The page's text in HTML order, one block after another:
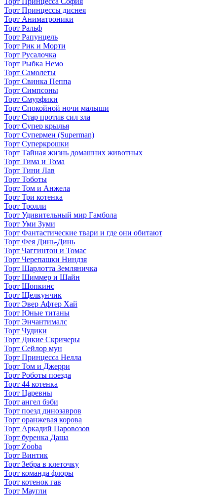
Торт Принцессы диснея
Торт Аниматроники
Торт Ральф
Торт Рапунцель
Торт Рик и Морти
Торт Русалочка
Торт Рыбка Немо
Торт Самолеты
Торт Свинка Пеппа
Торт Симпсоны
Торт Смурфики
Торт Спокойной ночи малыши
Торт Стар против сил зла
Торт Супер крылья
Торт Супермен (Superman)
Торт Суперкрошки
Торт Тайная жизнь домашних животных
Торт Тима и Тома
Торт Тини Лав
Торт Тоботы
Торт Том и Анжела
Торт Три котенка
Торт Тролли
Торт Удивительный мир Гамбола
Торт Уми Зуми
Торт Фантастические твари и где они обитают
Торт Фея Динь-Динь
Торт Чаггинтон и Томас
Торт Черепашки Ниндзя
Торт Шарлотта Земляничка
Торт Шиммер и Шайн
Торт Шопкинс
Торт Щелкунчик
Торт Эвер Афтер Хай
Торт Юные титаны
Торт Энчантималс
Торт Чудики
Торт Дикие Скричеры
Торт Сейлор мун
Торт Принцесса Нелла
Торт Том и Джерри
Торт Роботы поезда
Торт 44 котенка
Торт Царевны
Торт ангел бэби
Торт поезд динозавров
Торт оранжевая корова
Торт Аркадий Паровозов
Торт буренка Даша
Торт Zooba
Торт Винтик
Торт Зебра в клеточку
Торт команда флоры
Торт котенок гав
Торт Маугли